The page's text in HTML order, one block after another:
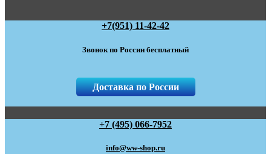
+7(951) 11-42-42
Звонок по России бесплатный
Доставка по России
+7 (495) 066-7952
info@ww-shop.ru